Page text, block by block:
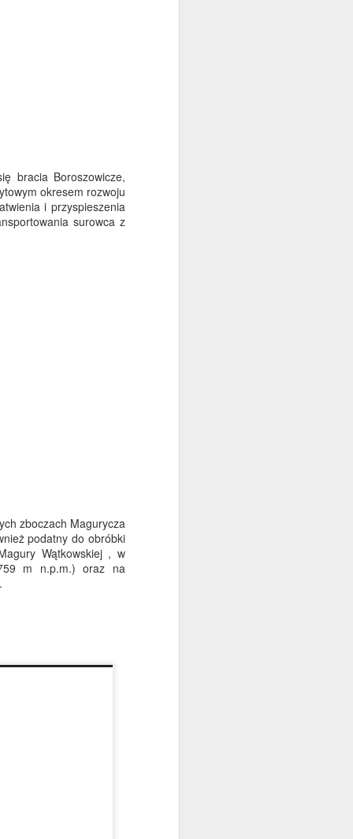
Boroszowicze,
okresem rozwoju
i przyspieszenia
surowca z
zboczach Magurycza
podatny do obróbki
Wątkowskiej , w
m n.p.m.) oraz na